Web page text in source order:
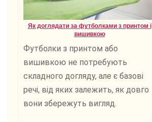
Як доглядати за футболками з принтом і
вишивкою
Футболки з принтом або
вишивкою не потребують
складного догляду, але є базові
речі, від яких залежить, як довго
вони збережуть вигляд.